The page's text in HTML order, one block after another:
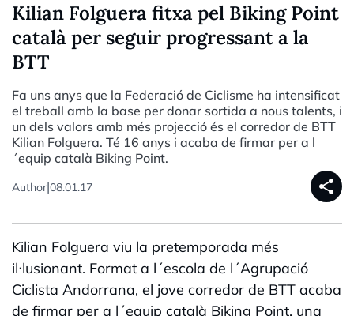
Kilian Folguera fitxa pel Biking Point
català per seguir progressant a la
BTT
Fa uns anys que la Federació de Ciclisme ha intensificat
el treball amb la base per donar sortida a nous talents, i
un dels valors amb més projecció és el corredor de BTT
Kilian Folguera. Té 16 anys i acaba de firmar per a l
´equip català Biking Point.
Author|08.01.17 share
Kilian Folguera viu la pretemporada més
il·lusionant. Format a l´escola de l´Agrupació
Ciclista Andorrana, el jove corredor de BTT acaba
de firmar per a l´equip català Biking Point, una